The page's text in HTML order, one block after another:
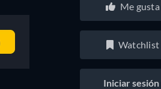
Me gusta
Watchlist
Iniciar sesión